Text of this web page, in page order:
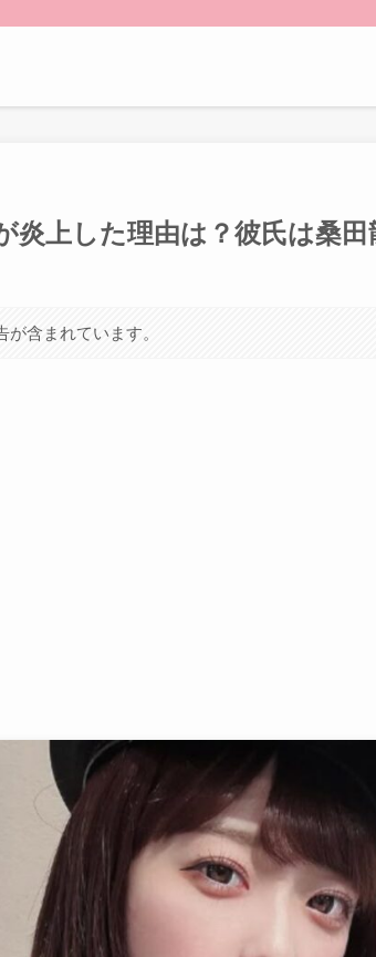
炎上した理由は？彼氏は桑
含まれています。